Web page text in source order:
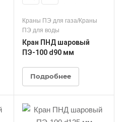
Краны ПЭ для газа/Краны
ПЭ для воды
Кран ПНД шаровый
ПЭ-100 d90 мм
Подробнее